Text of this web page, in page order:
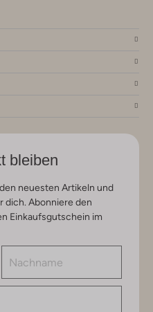
bleiben
neuesten Artikeln und
dich. Abonniere den
Einkaufsgutschein im